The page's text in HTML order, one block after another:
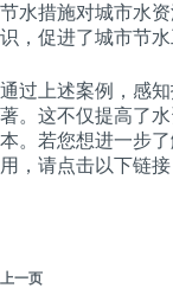
节水措施对城市水
识，促进了城市节水
通过上述案例，感
著。这不仅提高了
本。若您想进一步
用，请点击以下链
上一页